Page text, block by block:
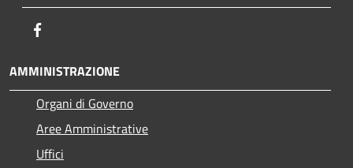
AMMINISTRAZIONE
Organi di Governo
Aree Amministrative
Uffici